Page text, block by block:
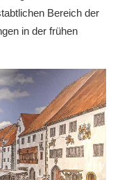
Bereich der
in der frühen